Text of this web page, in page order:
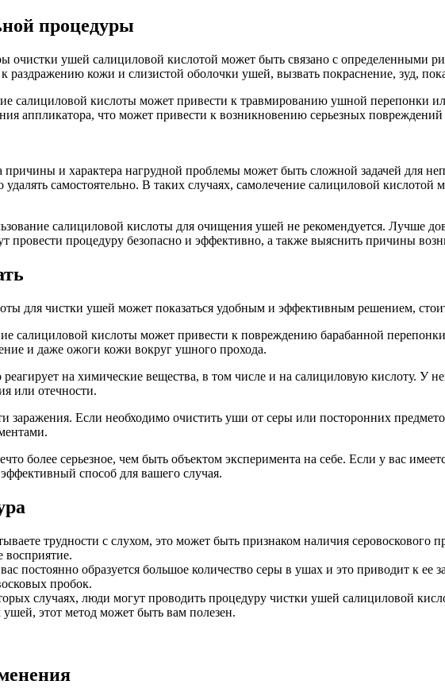
процедуры
очистки ушей салициловой кислотой может быть связано с определенными
раздражению кожи и слизистой оболочки ушей, вызвать покраснение, зуд,
салициловой кислоты может привести к травмированию ушной перепонки
аппликатора, что может привести к возникновению серьезных повреждений
причины и характера нагрудной проблемы может быть сложной задачей для
самостоятельно. В таких случаях, самолечение салициловой кислотой
салициловой кислоты для очищения ушей не рекомендуется. Лучше
провести процедуру безопасно и эффективно, а также выяснить причины
для чистки ушей может показаться удобным и эффективным решением,
салициловой кислоты может привести к повреждению барабанной
и даже ожоги кожи вокруг ушного прохода.
на химические вещества, в том числе и на салициловую кислоту. У
или отечности.
заражения. Если необходимо очистить уши от серы или посторонних
более серьезное, чем быть объектом эксперимента на себе. Если у вас
способ для вашего случая.
трудности с слухом, это может быть признаком наличия
восприятие.
постоянно образуется большое количество серы в ушах и это приводит к
пробок.
случаях, люди могут проводить процедуру чистки ушей салициловой
этот метод может быть вам полезен.